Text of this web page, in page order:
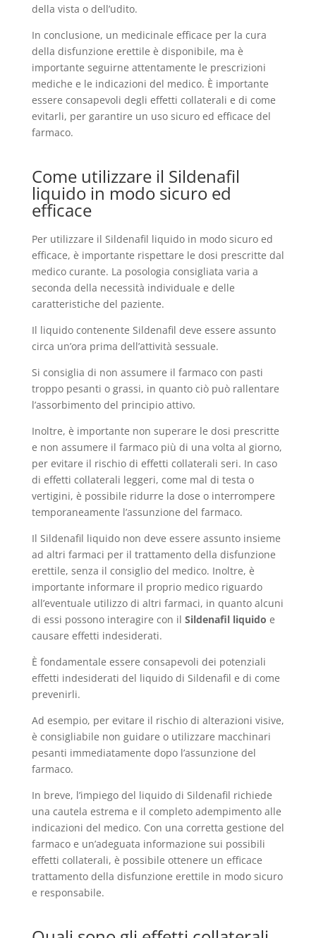
della vista o dell’udito.
In conclusione, un medicinale efficace per la cura
della disfunzione erettile è disponibile, ma è
importante seguirne attentamente le prescrizioni
mediche e le indicazioni del medico. È importante
essere consapevoli degli effetti collaterali e di come
evitarli, per garantire un uso sicuro ed efficace del
farmaco.
Come utilizzare il Sildenafil
liquido in modo sicuro ed
efficace
Per utilizzare il Sildenafil liquido in modo sicuro ed
efficace, è importante rispettare le dosi prescritte dal
medico curante. La posologia consigliata varia a
seconda della necessità individuale e delle
caratteristiche del paziente.
Il liquido contenente Sildenafil deve essere assunto
circa un’ora prima dell’attività sessuale.
Si consiglia di non assumere il farmaco con pasti
troppo pesanti o grassi, in quanto ciò può rallentare
l’assorbimento del principio attivo.
Inoltre, è importante non superare le dosi prescritte
e non assumere il farmaco più di una volta al giorno,
per evitare il rischio di effetti collaterali seri. In caso
di effetti collaterali leggeri, come mal di testa o
vertigini, è possibile ridurre la dose o interrompere
temporaneamente l’assunzione del farmaco.
Il Sildenafil liquido non deve essere assunto insieme
ad altri farmaci per il trattamento della disfunzione
erettile, senza il consiglio del medico. Inoltre, è
importante informare il proprio medico riguardo
all’eventuale utilizzo di altri farmaci, in quanto alcuni
di essi possono interagire con il Sildenafil liquido e
causare effetti indesiderati.
È fondamentale essere consapevoli dei potenziali
effetti indesiderati del liquido di Sildenafil e di come
prevenirli.
Ad esempio, per evitare il rischio di alterazioni visive,
è consigliabile non guidare o utilizzare macchinari
pesanti immediatamente dopo l’assunzione del
farmaco.
In breve, l’impiego del liquido di Sildenafil richiede
una cautela estrema e il completo adempimento alle
indicazioni del medico. Con una corretta gestione del
farmaco e un’adeguata informazione sui possibili
effetti collaterali, è possibile ottenere un efficace
trattamento della disfunzione erettile in modo sicuro
e responsabile.